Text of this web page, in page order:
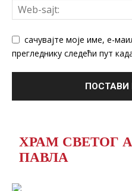
сачувајте моје име, е-
прегледнику следећи пут
ХРАМ СВЕТОГ
ПАВЛА